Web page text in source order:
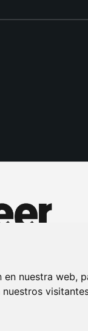
nuestra web,
LEER SORTEO-